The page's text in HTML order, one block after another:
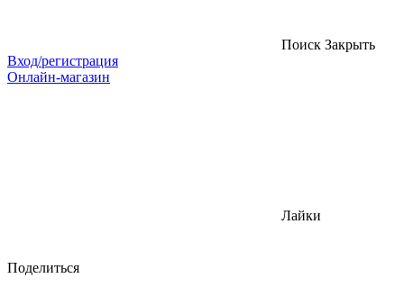
Поиск Закрыть
Вход/регистрация
Онлайн-магазин
Лайки
Поделиться